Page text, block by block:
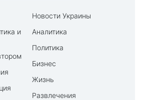
и
Новости Украины
Аналитика
Политика
Бизнес
Жизнь
Развлечения